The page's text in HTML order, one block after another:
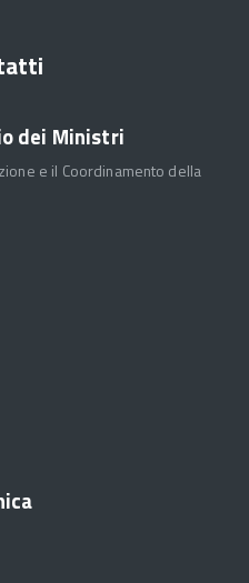
dei Ministri
e il Coordinamento della